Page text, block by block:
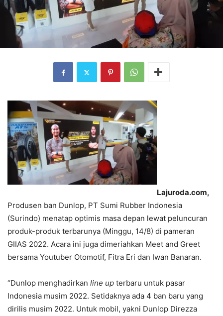
Lajuroda.com,
Produsen ban Dunlop, PT Sumi Rubber Indonesia
(Surindo) menatap optimis masa depan lewat peluncuran
produk-produk terbarunya (Minggu, 14/8) di pameran
GIIAS 2022. Acara ini juga dimeriahkan Meet and Greet
bersama Youtuber Otomotif, Fitra Eri dan Iwan Banaran.
“Dunlop menghadirkan line up terbaru untuk pasar
Indonesia musim 2022. Setidaknya ada 4 ban baru yang
dirilis musim 2022. Untuk mobil, yakni Dunlop Direzza